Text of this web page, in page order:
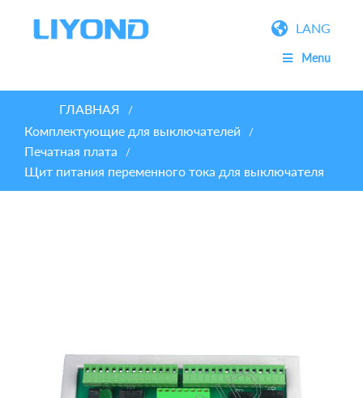
LANG
Menu
ГЛАВНАЯ /
Комплектующие для выключателей /
Печатная плата /
Щит питания переменного тока для выключателя